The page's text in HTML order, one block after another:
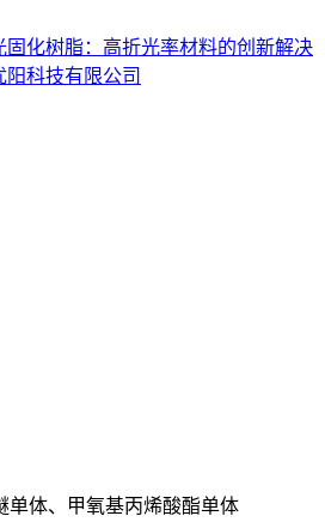
单体、甲氧基丙烯酸酯单体